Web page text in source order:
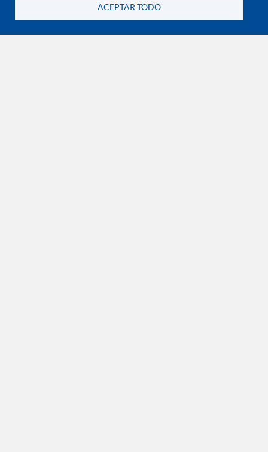
ACEPTAR TODO